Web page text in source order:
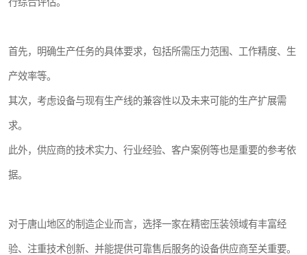
首先，明确生产任务的具体要求，包括所需压力范围、工作精度、生
产效率等。
其次，考虑设备与现有生产线的兼容性以及未来可能的生产扩展需
求。
此外，供应商的技术实力、行业经验、客户案例等也是重要的参考依
据。
对于唐山地区的制造企业而言，选择一家在精密压装领域有丰富经
验、注重技术创新、并能提供可靠售后服务的设备供应商至关重要。